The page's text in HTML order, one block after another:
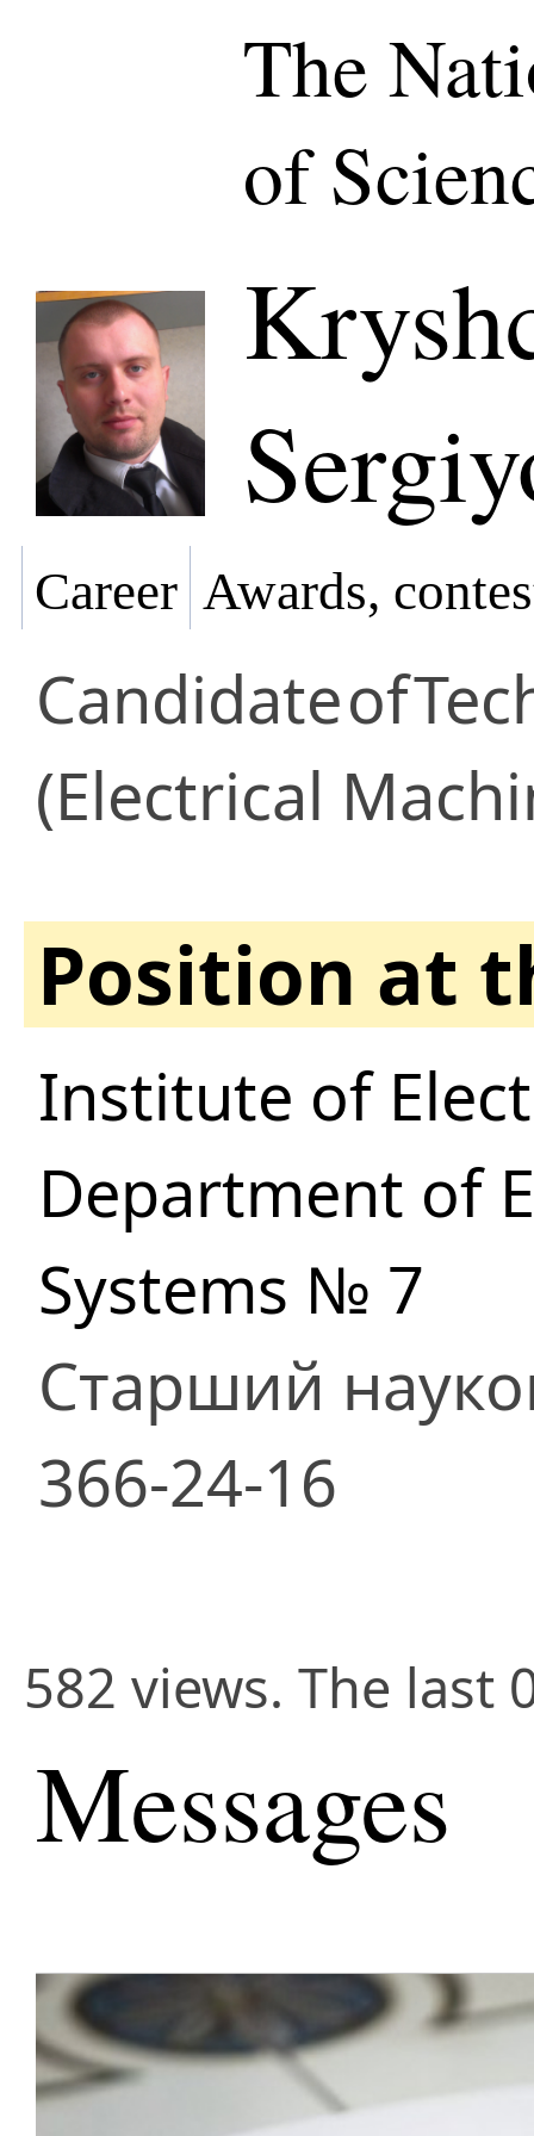
The
of
Career Awards,
Candidateof
(Electrical
Position at
Institute of
Department of
Systems № 7
Старший
366-24-16
582 views. The last
Messages